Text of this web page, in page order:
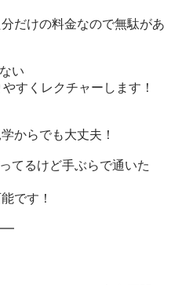
だけの料金なので無駄があ
い
すくレクチャーします！
からでも大丈夫！
てるけど手ぶらで通いた
です！